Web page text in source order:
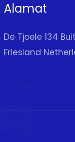
Alamat
De Tjoele 134
Friesland